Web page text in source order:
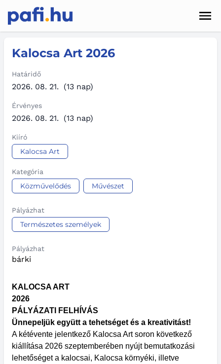
Szolgáltatások
Kapcsolat
Sötét mód
Kalocsa Art 2026
Határidő
2026. 08. 21. (13 nap)
Érvényes
2026. 08. 21. (13 nap)
Kiíró
Kalocsa Art
Kategória
Közművelődés Művészet
Pályázhat
Természetes személyek
Pályázhat
bárki
KALOCSA ART
2026
PÁLYÁZATI FELHÍVÁS
Ünnepeljük együtt a tehetséget és a kreativitást!
A kétévente jelentkező Kalocsa Art soron következő
kiállítása 2026 szeptemberében nyújt bemutatkozási
lehetőséget a kalocsai, Kalocsa környéki, illetve